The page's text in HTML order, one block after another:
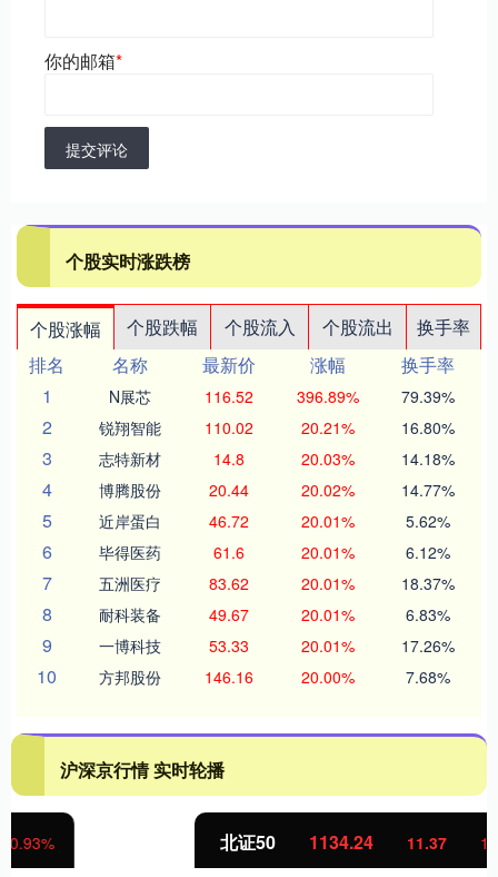
你的邮箱*
提交评论
个股实时涨跌榜
个股涨幅 个股跌幅 个股流入 个股流出
换手率
排名
名称 最新价 涨幅
换手率
1
N展芯 116.52 396.89% 79.39%
2 锐翔智能 110.02 20.21% 16.80%
3 志特新材 14.8 20.03% 14.18%
4 博腾股份 20.44 20.02% 14.77%
5 近岸蛋白 46.72 20.01% 5.62%
6 毕得医药 61.6 20.01% 6.12%
7 五洲医疗 83.62 20.01% 18.37%
8 耐科装备 49.67 20.01% 6.83%
9 一博科技 53.33 20.01% 17.26%
10 方邦股份 146.16 20.00% 7.68%
沪深京行情 实时轮播
1134.24 11.37 1.01%